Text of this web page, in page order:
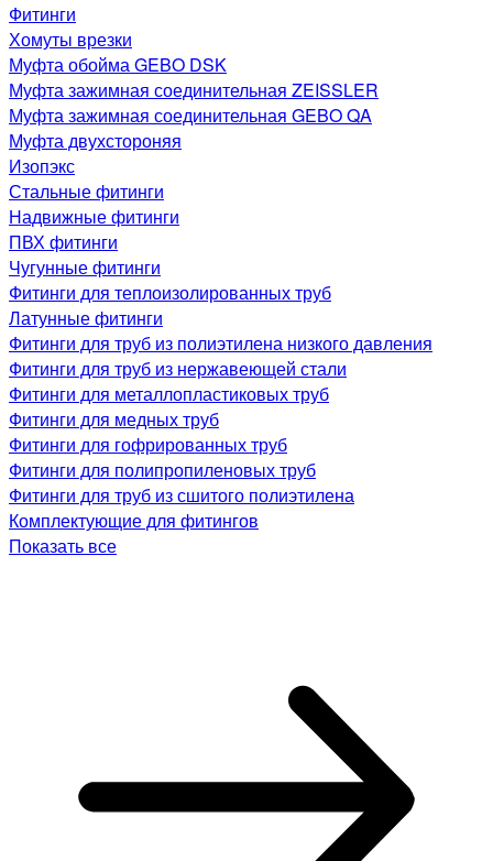
Фитинги
Хомуты врезки
Муфта обойма GEBO DSK
Муфта зажимная соединительная ZEISSLER
Муфта зажимная соединительная GEBO QA
Муфта двухстороняя
Изопэкс
Стальные фитинги
Надвижные фитинги
ПВХ фитинги
Чугунные фитинги
Фитинги для теплоизолированных труб
Латунные фитинги
Фитинги для труб из полиэтилена низкого давления
Фитинги для труб из нержавеющей стали
Фитинги для металлопластиковых труб
Фитинги для медных труб
Фитинги для гофрированных труб
Фитинги для полипропиленовых труб
Фитинги для труб из сшитого полиэтилена
Комплектующие для фитингов
Показать все